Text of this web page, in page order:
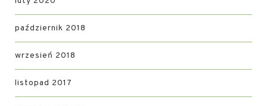
październik 2018
wrzesień 2018
listopad 2017